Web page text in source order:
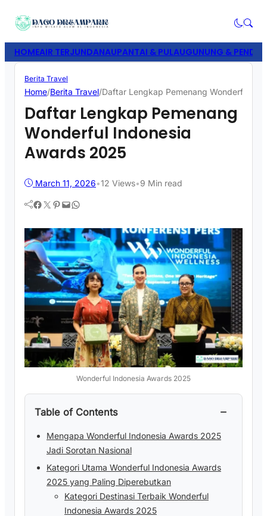
HOMEAIR TERJUNDANAUPANTAI & PULAUGUNUNG &
Berita Travel
Home/Berita Travel/Daftar Lengkap Pemenang Wonderful
Daftar Lengkap Pemenang
Wonderful Indonesia
Awards 2025
March 11, 2026•12 Views•9 Min read
Facebook Twitter Pinterest Mail WhatsApp
Wonderful Indonesia Awards 2025
Table of Contents −
Mengapa Wonderful Indonesia Awards 2025
Jadi Sorotan Nasional
Kategori Utama Wonderful Indonesia Awards
2025 yang Paling Diperebutkan
Kategori Destinasi Terbaik Wonderful
Indonesia Awards 2025